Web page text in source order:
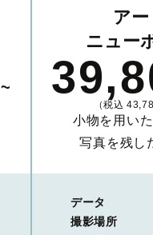
アー
ニュー
（税込
小物を用い
写真を残し
データ
撮影場所